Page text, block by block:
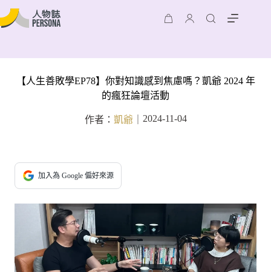
【人生善敗學EP78】你對知識感到焦慮嗎？凱爺 2024 年
的瘋狂論壇活動
作者： 凱爺｜ 2024-11-04
加入為 Google 偏好來源